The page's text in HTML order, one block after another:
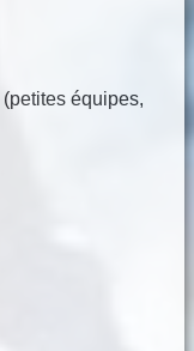
(petites équipes,